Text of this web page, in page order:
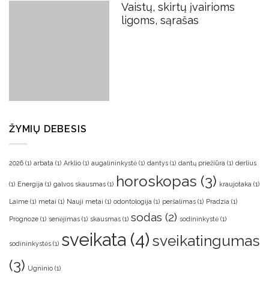
Vaistų, skirtų įvairioms
ligoms, sąrašas
ŽYMIŲ DEBESIS
2026 (1) arbata (1) Arklio (1) augalininkystė (1) dantys (1) dantų priežiūra (1) derlius
(1) Energija (1) galvos skausmas (1) horoskopas (3) kraujotaka (1)
Laime (1) metai (1) Nauji metai (1) odontologija (1) peršalimas (1) Pradzia (1)
Prognoze (1) senėjimas (1) skausmas (1) sodas (2) sodininkystė (1)
sodininkystės (1) sveikata (4) sveikatingumas
(3) Ugninio (1)